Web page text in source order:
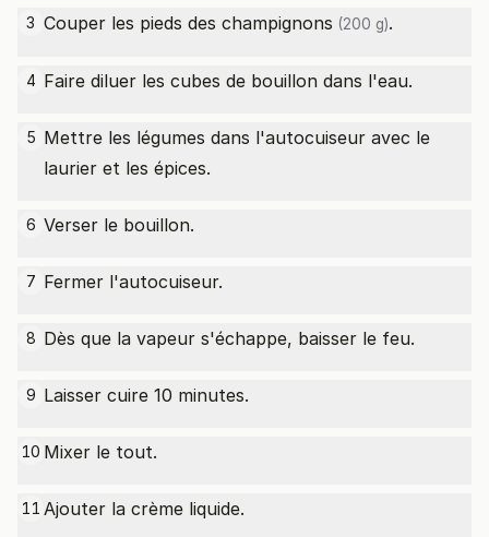
3 Couper les pieds des champignons (200 g).
4 Faire diluer les cubes de bouillon dans l'eau.
5 Mettre les légumes dans l'autocuiseur avec le
laurier et les épices.
6 Verser le bouillon.
7 Fermer l'autocuiseur.
8 Dès que la vapeur s'échappe, baisser le feu.
9 Laisser cuire 10 minutes.
10 Mixer le tout.
11 Ajouter la crème liquide.